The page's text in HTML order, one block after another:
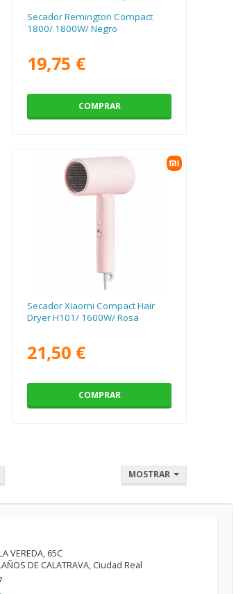
Secador Remington Compact
1800/ 1800W/ Negro
19,75 €
COMPRAR
Secador Xiaomi Compact Hair
Dryer H101/ 1600W/ Rosa
21,50 €
COMPRAR
MOSTRAR
VEREDA, 65C
DE CALATRAVA, Ciudad Real